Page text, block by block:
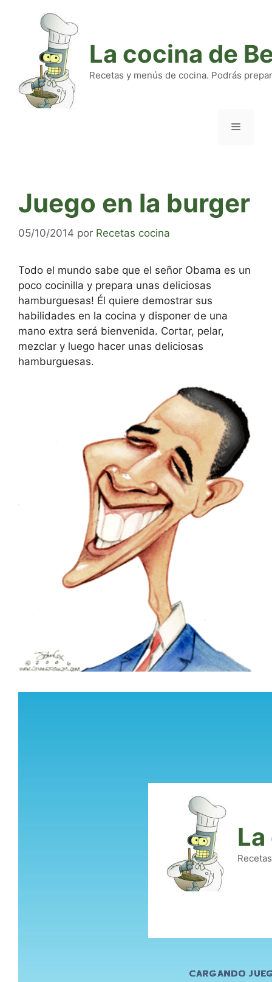
La cocina de
Recetas y menús de cocina. Podrás
Juego en la burger
05/10/2014 por Recetas cocina
Todo el mundo sabe que el señor Obama es un
poco cocinilla y prepara unas deliciosas
hamburguesas! Él quiere demostrar sus
habilidades en la cocina y disponer de una
mano extra será bienvenida. Cortar, pelar,
mezclar y luego hacer unas deliciosas
hamburguesas.